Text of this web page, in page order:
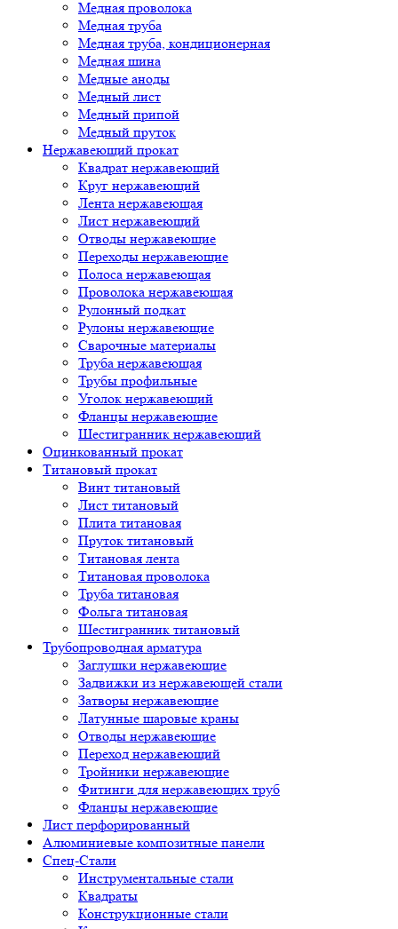
Медная проволока
Медная труба
Медная труба, кондиционерная
Медная шина
Медные аноды
Медный лист
Медный припой
Медный пруток
Нержавеющий прокат
Квадрат нержавеющий
Круг нержавеющий
Лента нержавеющая
Лист нержавеющий
Отводы нержавеющие
Переходы нержавеющие
Полоса нержавеющая
Проволока нержавеющая
Рулонный подкат
Рулоны нержавеющие
Сварочные материалы
Труба нержавеющая
Трубы профильные
Уголок нержавеющий
Фланцы нержавеющие
Шестигранник нержавеющий
Оцинкованный прокат
Титановый прокат
Винт титановый
Лист титановый
Плита титановая
Пруток титановый
Титановая лента
Титановая проволока
Труба титановая
Фольга титановая
Шестигранник титановый
Трубопроводная арматура
Заглушки нержавеющие
Задвижки из нержавеющей стали
Затворы нержавеющие
Латунные шаровые краны
Отводы нержавеющие
Переход нержавеющий
Тройники нержавеющие
Фитинги для нержавеющих труб
Фланцы нержавеющие
Лист перфорированный
Алюминиевые композитные панели
Спец-Стали
Инструментальные стали
Квадраты
Конструкционные стали